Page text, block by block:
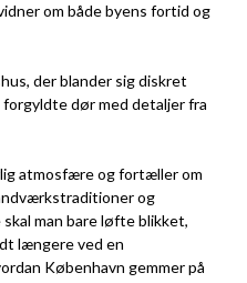
om både byens fortid og
der blander sig diskret
dør med detaljer fra
atmosfære og fortæller om
og
man bare løfte blikket,
længere ved en
København gemmer på